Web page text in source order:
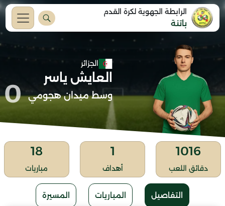
الرابطة الجهوية لكرة القدم
باتنة
الجزائر
العايش ياسر
وسط ميدان هجومي 0
1016
دقائق اللعب
1
أهداف
18
مباريات
التفاصيل المباريات المسيرة